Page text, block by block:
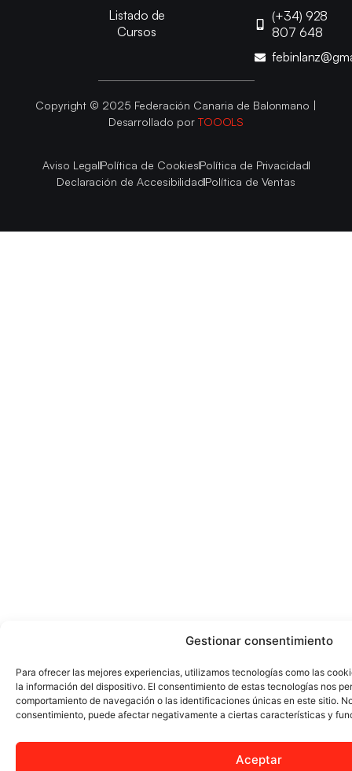
Gestionar consentimiento
Para ofrecer las mejores experiencias, utilizamos tecnologías como las
la información del dispositivo. El consentimiento de estas tecnologías nos
comportamiento de navegación o las identificaciones únicas en este sitio.
consentimiento, puede afectar negativamente a ciertas características y
Aceptar
Listado de
Cursos
(+34) 928
807 648
Copyright © 2025 Federación Canaria de Balonmano |
Desarrollado por TOOOLS
Aviso LegalPolítica de CookiesPolítica de Privacidad
Declaración de AccesibilidadPolítica de Ventas